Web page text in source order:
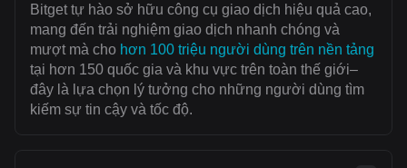
Bitget tự hào sở hữu công cụ giao dịch hiệu quả cao,
mang đến trải nghiệm giao dịch nhanh chóng và
mượt mà cho hơn 100 triệu người dùng trên nền tảng
tại hơn 150 quốc gia và khu vực trên toàn thế giới–
đây là lựa chọn lý tưởng cho những người dùng tìm
kiếm sự tin cậy và tốc độ.